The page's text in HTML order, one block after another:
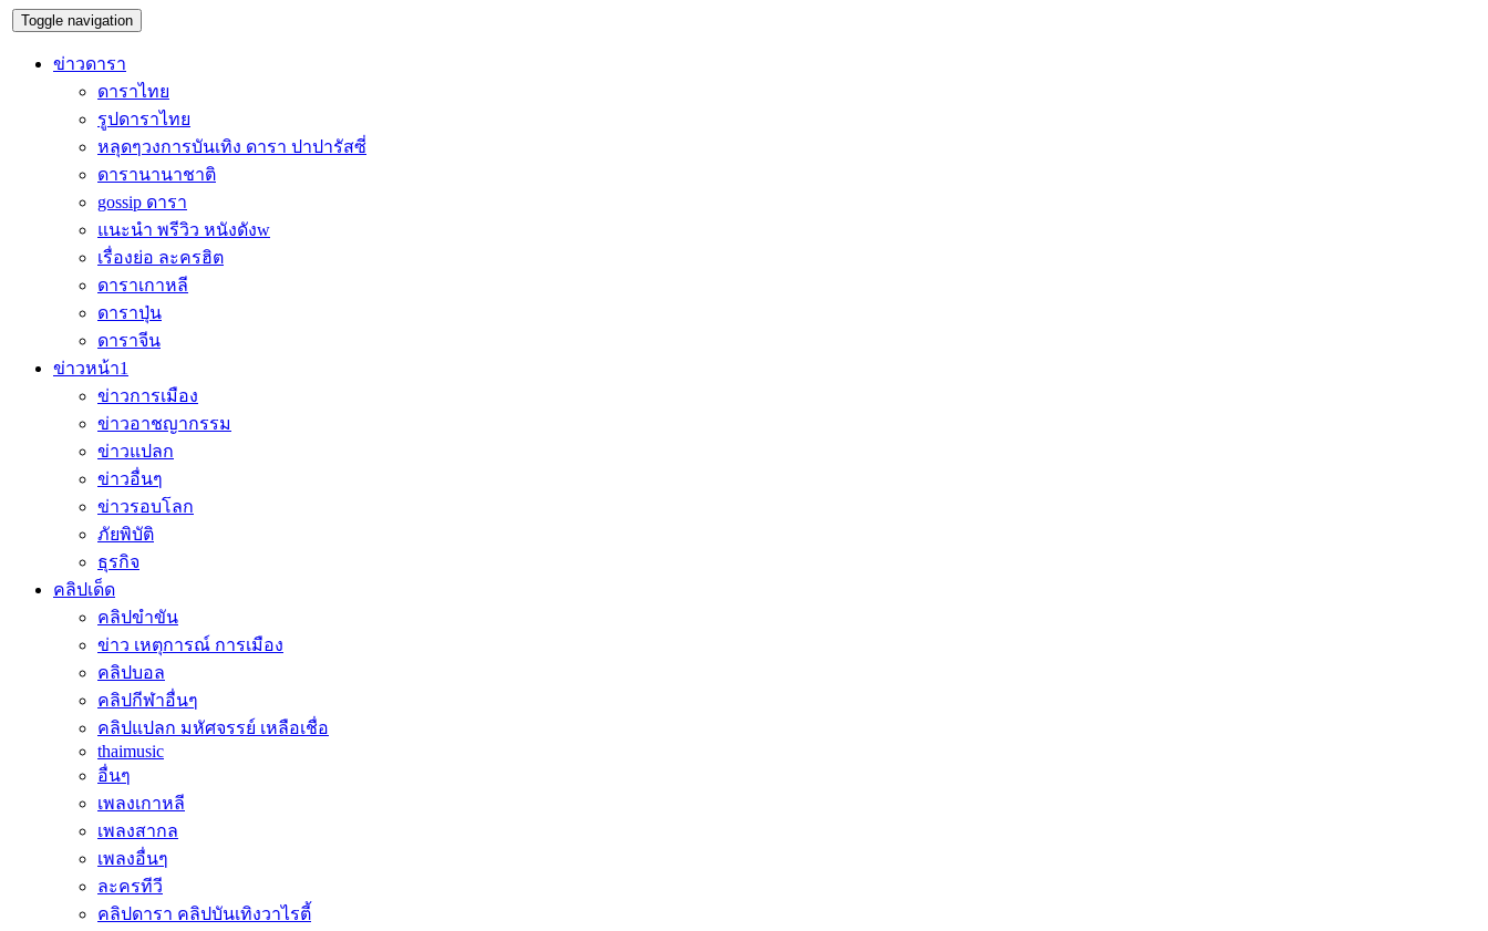
Toggle navigation
ข่าวดารา
ดาราไทย
รูปดาราไทย
หลุดๆวงการบันเทิง ดารา ปาปารัสซี่
ดารานานาชาติ
gossip ดารา
แนะนำ พรีวิว หนังดังw
เรื่องย่อ ละครฮิต
ดาราเกาหลี
ดาราปุ่น
ดาราจีน
ข่าวหน้า1
ข่าวการเมือง
ข่าวอาชญากรรม
ข่าวแปลก
ข่าวอื่นๆ
ข่าวรอบโลก
ภัยพิบัติ
ธุรกิจ
คลิปเด็ด
คลิปขำขัน
ข่าว เหตุการณ์ การเมือง
คลิปบอล
คลิปกีฬาอื่นๆ
คลิปแปลก มหัศจรรย์ เหลือเชื่อ
thaimusic
อื่นๆ
เพลงเกาหลี
เพลงสากล
เพลงอื่นๆ
ละครทีวี
คลิปดารา คลิปบันเทิงวาไรตี้